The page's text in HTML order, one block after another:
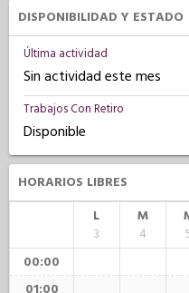
DISPONIBILIDAD Y ESTADO
Última actividad
Sin actividad este mes
Trabajos Con Retiro
Disponible
HORARIOS LIBRES
L
3
M
4
00:00
01:00